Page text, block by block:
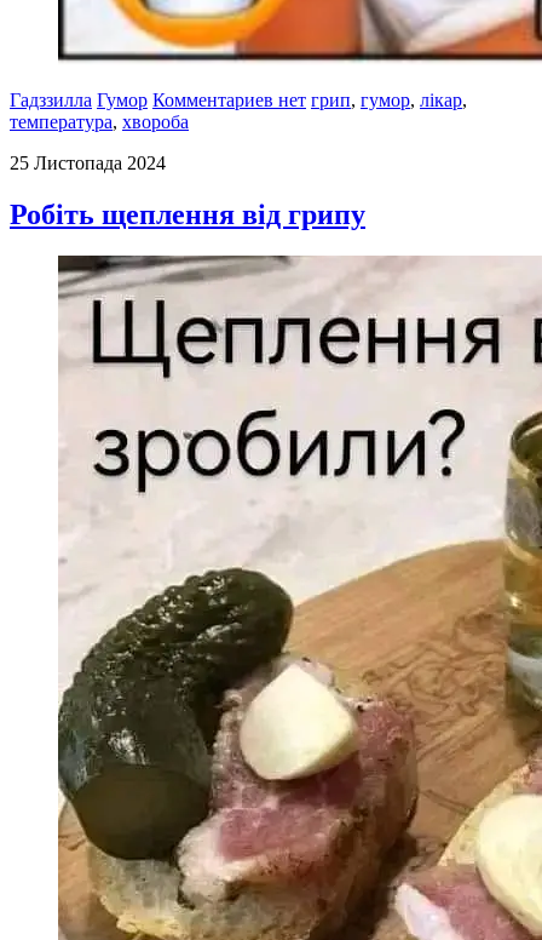
Гадззилла Гумор Комментариев нет грип, гумор, лікар,
температура, хвороба
25 Листопада 2024
Робіть щеплення від грипу